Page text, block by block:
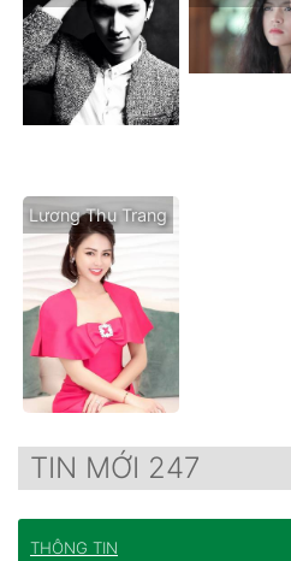
Lương Thu Trang
TIN MỚI 247
THÔNG TIN